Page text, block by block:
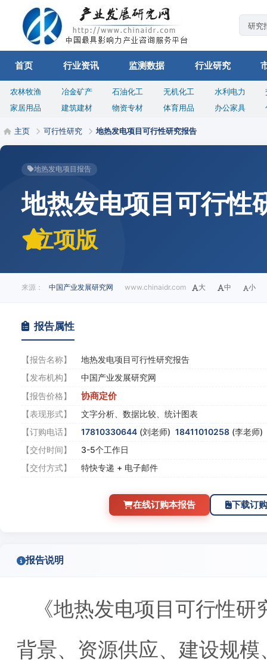
首页 行业资讯 监测数据 行业研究
农林牧渔 冶金矿产 石油化工 无机化工 水利电力
家居用品
建筑建材 物资专材 体育用品 办公家具
主页 可行性研究 地热发电项目可行性研究报告
地热发电项目报告
地热发电项目可行性
立项版
来源： 中国产业发展研究网 www.chinaidr.com 大 中 小
报告属性
【报告名称】
地热发电项目可行性研究报告
【发布机构】
中国产业发展研究网
【报告价格】
协商定价
【表现形式】
文字分析、数据比较、统计图表
【订购电话】
17810330644 (刘老师) 18411010258 (李老师)
【交付时间】
3-5个工作日
【交付方式】
特快专递 + 电子邮件
在线订购本报告 下载订
报告说明
《地热发电项目可行性
背景、资源供应、建设规